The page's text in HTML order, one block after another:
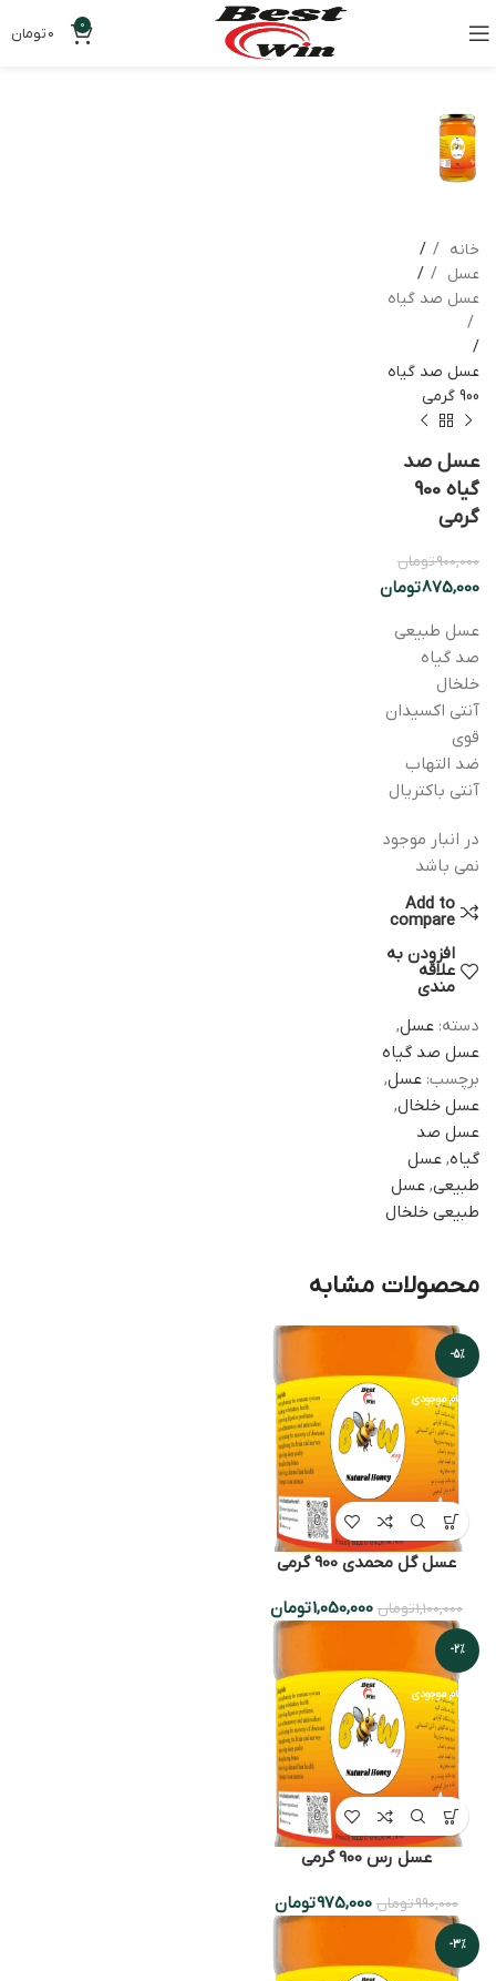
0
0تومان
خانه
عسل
عسل صد گیاه
عسل صد گیاه
900 گرمی
عسل صد
گیاه 900
گرمی
900,000تومان
875,000تومان
عسل طبیعی
صد گیاه
خلخال
آنتی اکسیدان
قوی
ضد التهاب
آنتی باکتریال
در انبار موجود
نمی باشد
Add to
compare
افزودن به
علاقه
مندی
دسته: عسل,
عسل صد گیاه
برچسب: عسل,
عسل خلخال,
عسل صد
گیاه, عسل
طبیعی, عسل
طبیعی خلخال
محصولات مشابه
-5%
اتمام موجودی
عسل گل محمدی 900 گرمی
1,100,000تومان 1,050,000تومان
-2%
اتمام موجودی
عسل رس 900 گرمی
990,000تومان 975,000تومان
-3%